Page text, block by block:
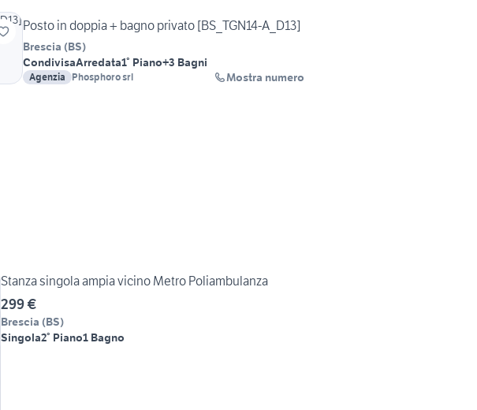
Posto in doppia + bagno privato [BS_TGN14-A_D13]
Brescia (BS)
CondivisaArredata1° Piano+3 Bagni
Agenzia Phosphoro srl Mostra numero
Stanza singola ampia vicino Metro Poliambulanza
299 €
Brescia (BS)
Singola2° Piano1 Bagno